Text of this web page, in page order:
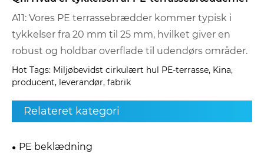
A11: Vores PE terrassebrædder kommer typisk i
tykkelser fra 20 mm til 25 mm, hvilket giver en
robust og holdbar overflade til udendørs områder.
Hot Tags: Miljøbevidst cirkulært hul PE-terrasse, Kina,
producent, leverandør, fabrik
Relateret kategori
PE beklædning